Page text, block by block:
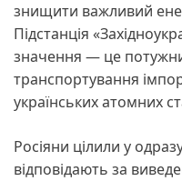
знищити важливий
Підстанція
значення — це
транспортування
українських атомних
Росіяни цілили у
відповідають за